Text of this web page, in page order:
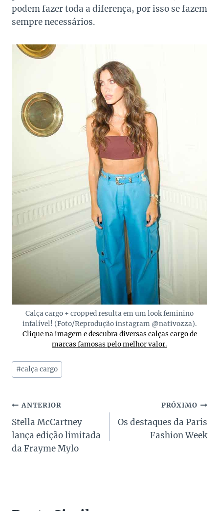
podem fazer toda a diferença, por isso se fazem
sempre necessários.
Calça cargo + cropped resulta em um look feminino
infalível! (Foto/Reprodução instagram @nativozza).
Clique na imagem e descubra diversas calças cargo de
marcas famosas pelo melhor valor.
Tags
do
#calça cargo
Navegação
de
Post
ANTERIOR
Stella McCartney
lança edição limitada
da Frayme Mylo
PRÓXIMO
Os destaques da Paris
Fashion Week